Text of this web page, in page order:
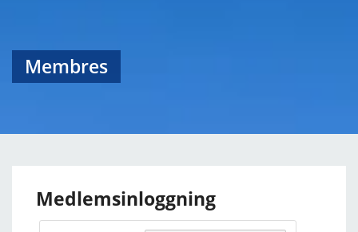
Membres
Medlemsinloggning